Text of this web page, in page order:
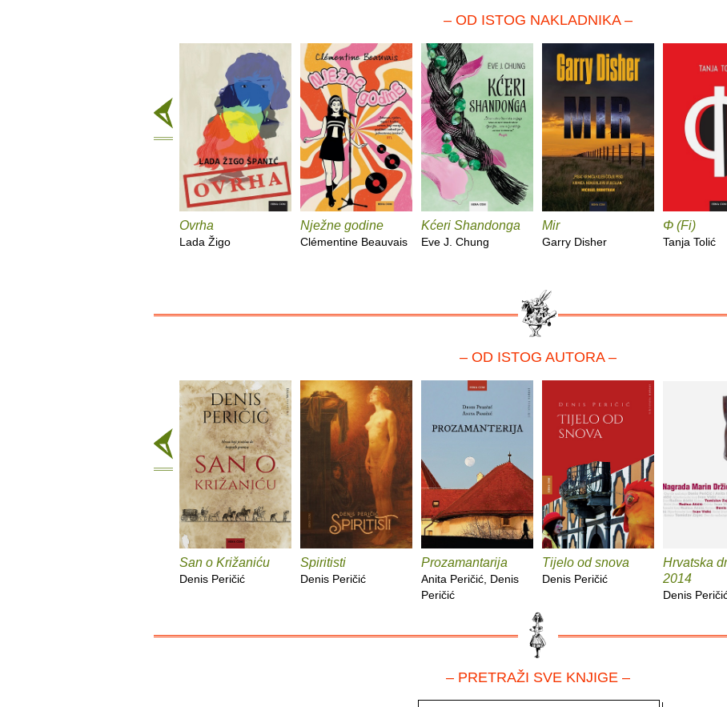
– OD ISTOG NAKLADNIKA –
Ovrha
Lada Žigo
Nježne godine
Clémentine Beauvais
Kćeri Shandonga
Eve J. Chung
Mir
Garry Disher
Φ (Fi)
Tanja Tolić
– OD ISTOG AUTORA –
San o Križaniću
Denis Peričić
Spiritisti
Denis Peričić
Prozamantarija
Anita Peričić, Denis
Peričić
Tijelo od snova
Denis Peričić
Hrvatska
2014
Denis
– PRETRAŽI SVE KNJIGE –